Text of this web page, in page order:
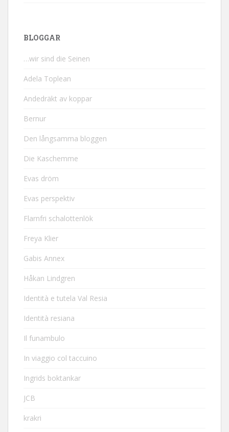
BLOGGAR
…wir sind die Seinen
Adela Toplean
Andedräkt av koppar
Bernur
Den långsamma bloggen
Die Kaschemme
Evas dröm
Evas perspektiv
Flarnfri schalottenlök
Freya Klier
Gabis Annex
Håkan Lindgren
Identità e tutela Val Resia
Identità resiana
Il funambulo
In viaggio col taccuino
Ingrids boktankar
JCB
krakri